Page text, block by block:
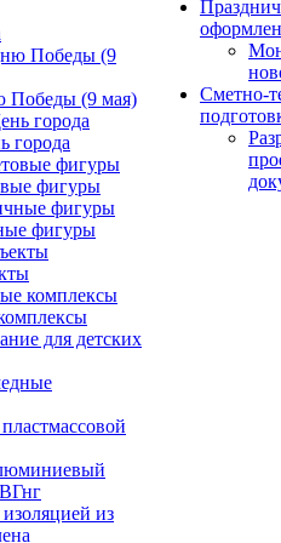
Победы (9 мая)
города
фигуры
фигуры
комплексы
для детских
из
Сметно-